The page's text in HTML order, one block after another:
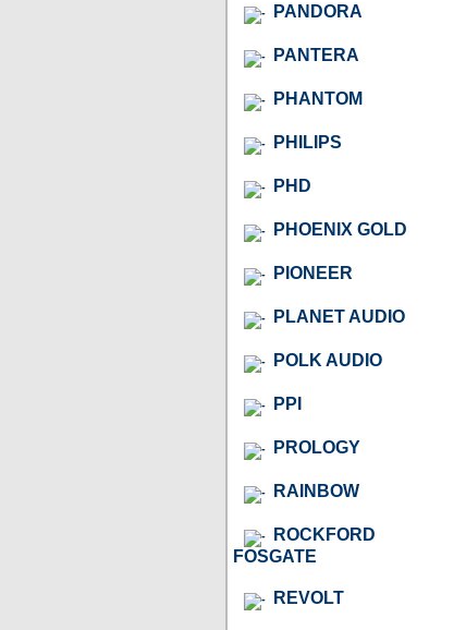
PANDORA
PANTERA
PHANTOM
PHILIPS
PHD
PHOENIX GOLD
PIONEER
PLANET AUDIO
POLK AUDIO
PPI
PROLOGY
RAINBOW
ROCKFORD
FOSGATE
REVOLT